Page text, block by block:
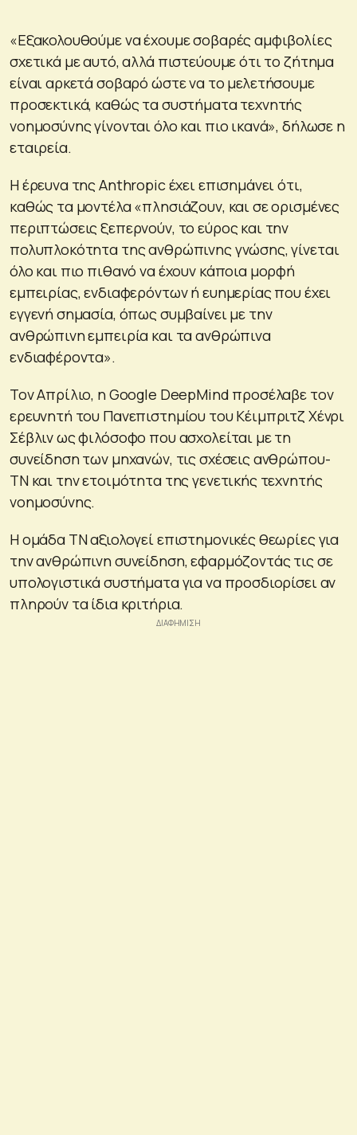
«Εξακολουθούμε να έχουμε σοβαρές αμφιβολίες
σχετικά με αυτό, αλλά πιστεύουμε ότι το ζήτημα
είναι αρκετά σοβαρό ώστε να το μελετήσουμε
προσεκτικά, καθώς τα συστήματα τεχνητής
νοημοσύνης γίνονται όλο και πιο ικανά», δήλωσε η
εταιρεία.
Η έρευνα της Anthropic έχει επισημάνει ότι,
καθώς τα μοντέλα «πλησιάζουν, και σε ορισμένες
περιπτώσεις ξεπερνούν, το εύρος και την
πολυπλοκότητα της ανθρώπινης γνώσης, γίνεται
όλο και πιο πιθανό να έχουν κάποια μορφή
εμπειρίας, ενδιαφερόντων ή ευημερίας που έχει
εγγενή σημασία, όπως συμβαίνει με την
ανθρώπινη εμπειρία και τα ανθρώπινα
ενδιαφέροντα».
Τον Απρίλιο, η Google DeepMind προσέλαβε τον
ερευνητή του Πανεπιστημίου του Κέιμπριτζ Χένρι
Σέβλιν ως φιλόσοφο που ασχολείται με τη
συνείδηση των μηχανών, τις σχέσεις ανθρώπου-
ΤΝ και την ετοιμότητα της γενετικής τεχνητής
νοημοσύνης.
Η ομάδα ΤΝ αξιολογεί επιστημονικές θεωρίες για
την ανθρώπινη συνείδηση, εφαρμόζοντάς τις σε
υπολογιστικά συστήματα για να προσδιορίσει αν
πληρούν τα ίδια κριτήρια.